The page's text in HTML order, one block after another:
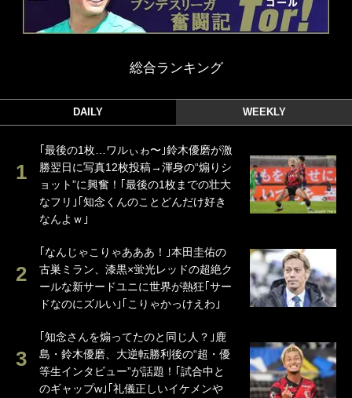
総合ランキング
DAILY WEEKLY
｢最後の1枚…ワルぃゎ〜｣鈴木優磨が激
勝翌日に写真12枚投稿→渾身の“煽りシ
ョット”に興奮！｢最後の1枚までの壮大
なフリ｣｢知念くんのことどんだけ好き
なんよｗ｣
｢なんじゃこりゃあああ！｣本田圭佑の
古巣ミラン、漆黒×蛍光レッドの超絶ク
ールな新サードユニに世界が熱狂｢サー
ドなのにズルい｣｢こりゃかっけえわ｣
｢知念さんを煽ってたのと同じ人？｣鹿
島・鈴木優磨、大逆転勝利後の“超・優
等生インタビュー”が話題！｢試合中と
のギャップw｣｢礼儀正しいイケメンや